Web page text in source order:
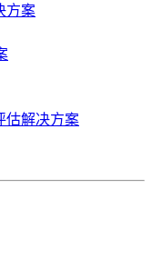
方案
估解决方案